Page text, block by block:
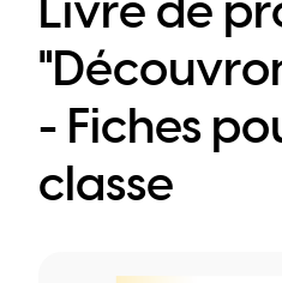
- Fiches
classe